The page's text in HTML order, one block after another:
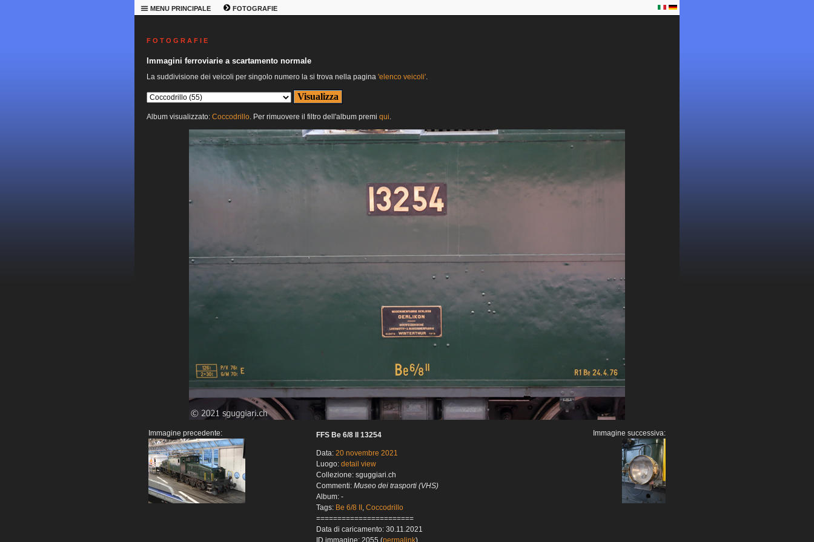
MENU PRINCIPALE FOTOGRAFIE
F O T O G R A F I E
Immagini ferroviarie a scartamento normale
La suddivisione dei veicoli per singolo numero la si trova nella pagina 'elenco veicoli'.
Album visualizzato: Coccodrillo. Per rimuovere il filtro dell'album premi qui.
Immagine precedente: FFS Be 6/8 II 13254
Data: 20 novembre 2021
Luogo: detail view
Collezione: sguggiari.ch
Commenti: Museo dei trasporti (VHS)
Album: -
Tags: Be 6/8 II , Coccodrillo
=======================
Data di caricamento: 30.11.2021
Immagine successiva: